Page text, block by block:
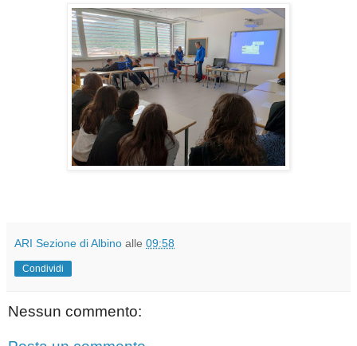
ARI Sezione di Albino alle 09:58
Condividi
Nessun commento: